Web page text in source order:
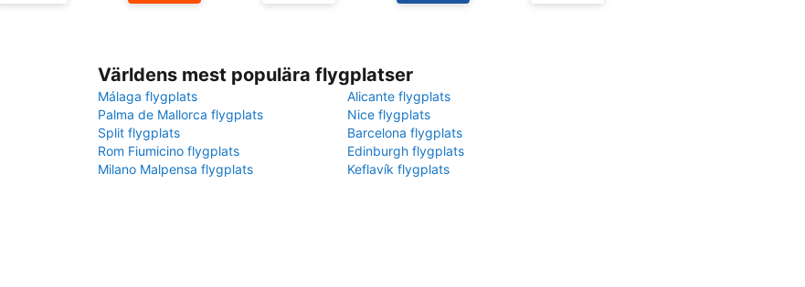
Världens mest populära flygplatser
Málaga flygplats
Alicante flygplats
Palma de Mallorca flygplats
Nice flygplats
Split flygplats
Barcelona flygplats
Rom Fiumicino flygplats
Edinburgh flygplats
Milano Malpensa flygplats
Keflavík flygplats